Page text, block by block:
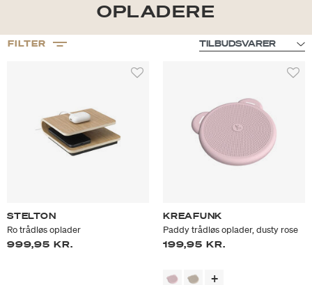
OPLADERE
FILTER
STELTON
Ro trådløs oplader
999,95 KR.
KREAFUNK
Paddy trådløs oplader, dusty rose
199,95 KR.